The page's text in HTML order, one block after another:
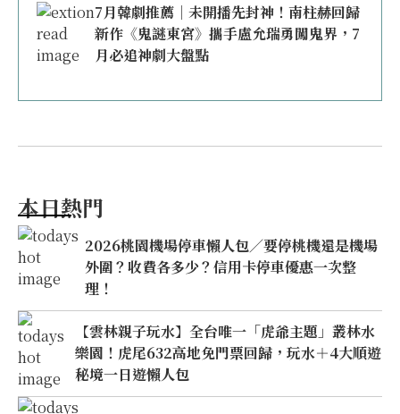
7月韓劇推薦｜未開播先封神！南柱赫回歸
新作《鬼謎東宮》攜手盧允瑞勇闖鬼界，7
月必追神劇大盤點
本日熱門
2026桃園機場停車懶人包／要停桃機還是機場
外圍？收費各多少？信用卡停車優惠一次整
理！
【雲林親子玩水】全台唯一「虎爺主題」叢林水
樂園！虎尾632高地免門票回歸，玩水＋4大順遊
秘境一日遊懶人包